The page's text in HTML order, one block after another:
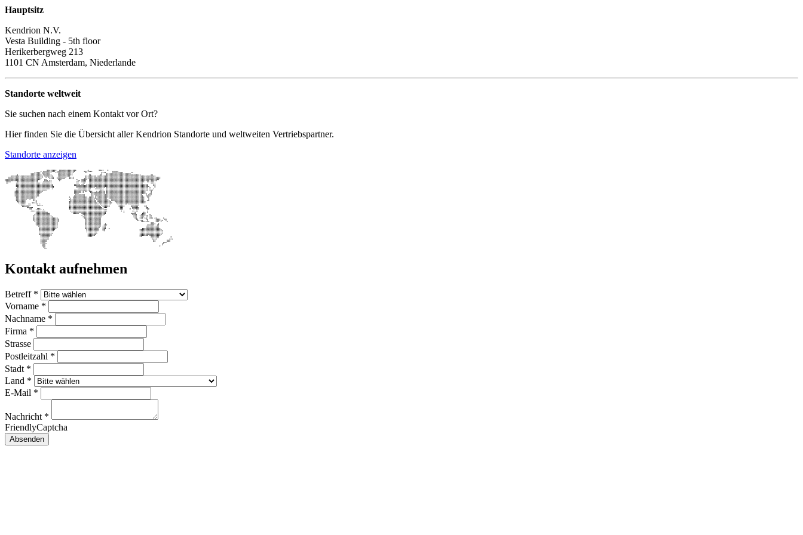
Hauptsitz
Kendrion N.V.
Vesta Building - 5th floor
Herikerbergweg 213
1101 CN Amsterdam, Niederlande
Standorte weltweit
Sie suchen nach einem Kontakt vor Ort?
Hier finden Sie die Übersicht aller Kendrion Standorte und weltweiten Vertriebspartner.
Standorte anzeigen
Kontakt aufnehmen
Betreff *
Vorname *
Nachname *
Firma *
Strasse
Postleitzahl *
Stadt *
Land *
E-Mail *
Nachricht *
FriendlyCaptcha
Absenden